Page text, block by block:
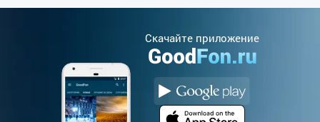
Cкачайте приложение